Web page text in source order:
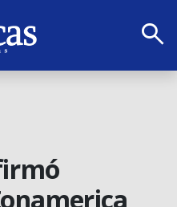
search